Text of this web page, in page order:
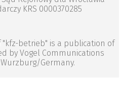
KRS 0000370285
"kfz-betrieb" is a publication of
by Vogel Communications
Wurzburg/Germany.